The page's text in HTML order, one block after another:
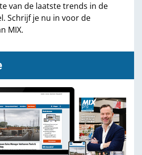
van de laatste trends in de
Schrijf je nu in voor de
MIX.